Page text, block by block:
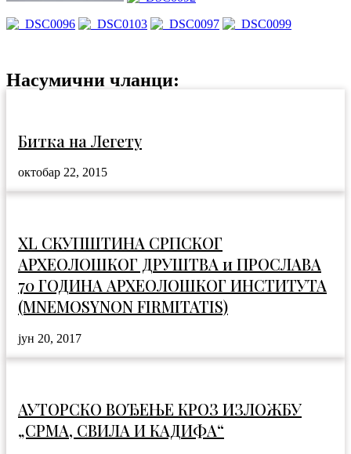
Насумични чланци:
Битка на Легету
октобар 22, 2015
XL СКУПШТИНА СРПСКОГ
АРХЕОЛОШКОГ ДРУШТВА и ПРОСЛАВА
70 ГОДИНА АРХЕОЛОШКОГ ИНСТИТУТА
(MNEMOSYNON FIRMITATIS)
јун 20, 2017
АУТОРСКО ВОЂЕЊЕ КРОЗ ИЗЛОЖБУ
„СРМА, СВИЛА И КАДИФА“